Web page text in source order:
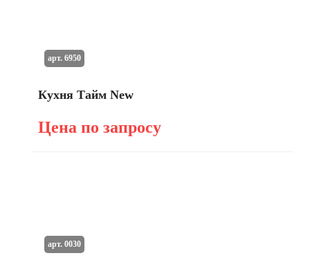
Кухня Тайм New
Цена по запросу
арт. 6950
арт. 0030